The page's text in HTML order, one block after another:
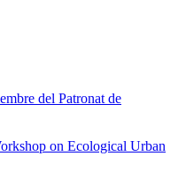
del Patronat de
on Ecological Urban